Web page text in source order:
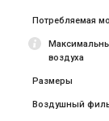
20 410 грн25
Купить
Под заказ
Акция
Потребляемая
воздуха
Размеры
Воздушный